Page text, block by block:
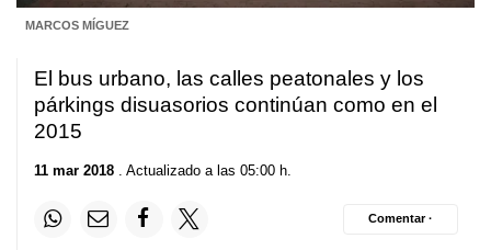
MARCOS MÍGUEZ
El bus urbano, las calles peatonales y los
párkings disuasorios continúan como en el
2015
11 mar 2018 . Actualizado a las 05:00 h.
Comentar ·